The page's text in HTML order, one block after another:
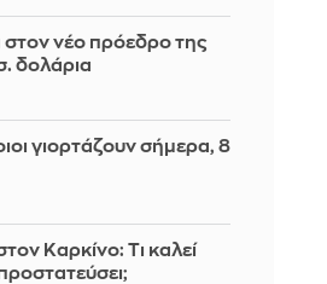
νέο πρόεδρο της
δολάρια
γιορτάζουν σήμερα, 8
Καρκίνο: Τι καλεί